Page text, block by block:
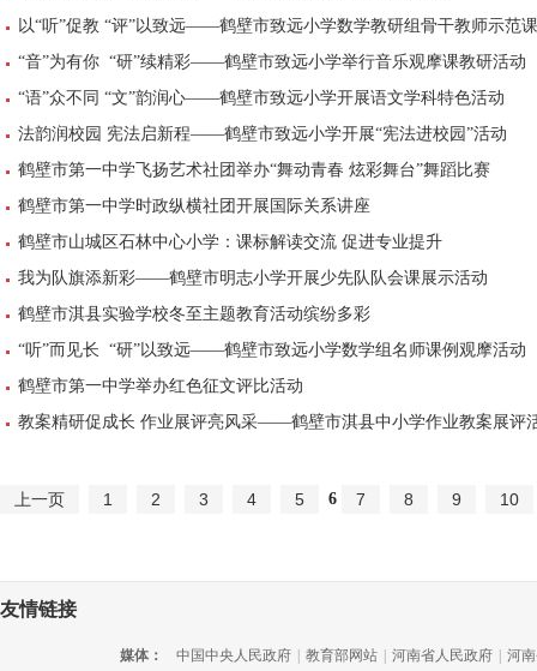
以“听”促教 “评”以致远——鹤壁市致远小学数学教研组骨干教师示范
“音”为有你 “研”续精彩——鹤壁市致远小学举行音乐观摩课教研活动
“语”众不同 “文”韵润心——鹤壁市致远小学开展语文学科特色活动
法韵润校园 宪法启新程——鹤壁市致远小学开展“宪法进校园”活动
鹤壁市第一中学飞扬艺术社团举办“舞动青春 炫彩舞台”舞蹈比赛
鹤壁市第一中学时政纵横社团开展国际关系讲座
鹤壁市山城区石林中心小学：课标解读交流 促进专业提升
我为队旗添新彩——鹤壁市明志小学开展少先队队会课展示活动
鹤壁市淇县实验学校冬至主题教育活动缤纷多彩
“听”而见长 “研”以致远——鹤壁市致远小学数学组名师课例观摩活动
鹤壁市第一中学举办红色征文评比活动
教案精研促成长 作业展评亮风采——鹤壁市淇县中小学作业教案展评
上一页 1 2 3 4 5 6 7 8 9 10
友情链接
媒体： 中国中央人民政府 教育部网站 河南省人民政府 河